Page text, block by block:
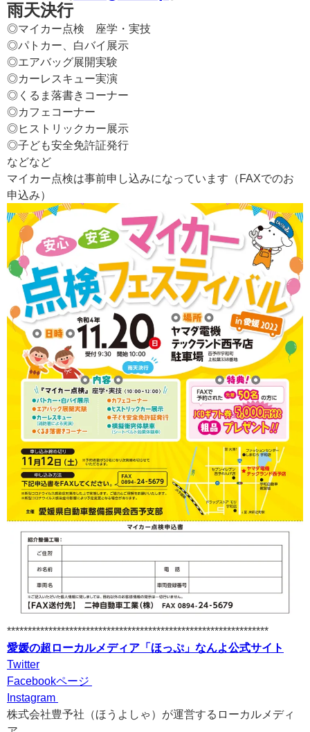
雨天決行
◎マイカー点検 座学・実技
◎パトカー、白バイ展示
◎エアバッグ展開実験
◎カーレスキュー実演
◎くるま落書きコーナー
◎カフェコーナー
◎ヒストリックカー展示
◎子ども安全免許証発行
などなど
マイカー点検は事前申し込みになっています（FAXでのお
申込み）
***************************************************************
愛媛の超ローカルメディア「ほっぷ」なんよ公式サイト
Twitter
Facebookページ
Instagram
株式会社豊予社（ほうよしゃ）が運営するローカルメディ